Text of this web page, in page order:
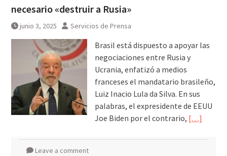
necesario «destruir a Rusia»
junio 3, 2025 Servicios de Prensa
Brasil está dispuesto a apoyar las
negociaciones entre Rusia y
Ucrania, enfatizó a medios
franceses el mandatario brasileño,
Luiz Inacio Lula da Silva. En sus
palabras, el expresidente de EEUU
Joe Biden por el contrario, […]
Leave a comment